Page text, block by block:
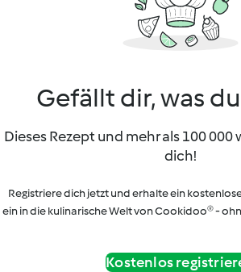
Gefällt dir, was
Dieses Rezept und mehr als 100
dich!
Registriere dich jetzt und erhalte ein
ein in die kulinarische Welt von Cookidoo® -
Kostenlos